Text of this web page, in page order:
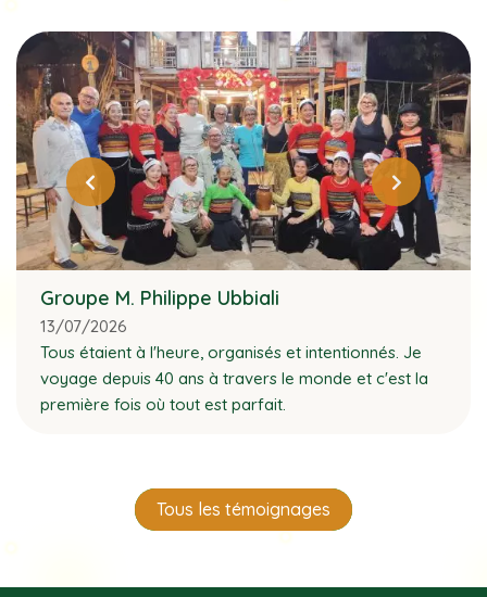
Groupe M. Philippe Ubbiali
13/07/2026
Tous étaient à l'heure, organisés et intentionnés. Je
voyage depuis 40 ans à travers le monde et c'est la
première fois où tout est parfait.
Tous les témoignages